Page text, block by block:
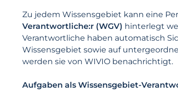
Zu jedem Wissensgebiet kann eine
Verantwortliche:r (WGV) hinterlegt
Verantwortliche haben automatisch
Wissensgebiet sowie auf
werden sie von WIVIO benachrichtigt.
Aufgaben als Wissensgebiet-